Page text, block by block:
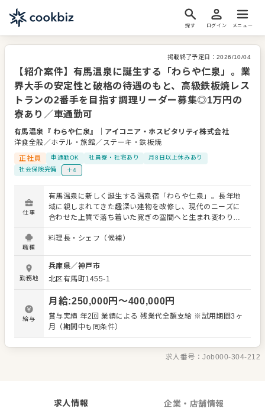
探す ログイン メニュー
掲載終了予定日： 2026/10/04
【紹介案件】有馬温泉に誕生する「わらや仁泉」。業
界大手の安定性と破格の待遇のもと、高級鉄板焼レス
トランの2番手を目指す調理リーダー募集◎1万円の
寮あり／車通勤可
有馬温泉『 わらや仁泉』
アイコニア・ホスピタリティ株式会社
洋食全般／ホテル・旅館／ステーキ・鉄板焼
正社員
車通勤OK 社員寮・社宅あり
月8日以上休みあり
社会保険完備
＋4
仕事
有馬温泉に新しく誕生する温泉宿「わらや仁泉」。長年地
域に親しまれてきた趣深い建物を改修し、現代のニーズに
合わせた上質で落ち着いた寛ぎの空間へと生まれ変わりま
す。私たちは、この新しい施設でオープニングメンバーの
調理リーダーを募集いたします。 お任せするのは、敷地内
す。地元の旬の厳選食材をふんだんに使用し、四季折々の
極上のコース料理などを仲間と共に手がけていただきま
す。主な業務内容は以下の通りです。 ・仕込みから調理、
盛り付け ・コース料理全般 ・厨房の衛生管理全般 これま
でのご経験に応じて、マネジメント業務もお任せしていき
ます。同期の仲間と一斉にスタートするため、職場環境は
非常にフラットです。みんなで協力し合いながら、理想の
上を展開する業界大手です。手厚いサポート体制が整って
おり、以下のような破格の待遇をご用意しています。 ・転
技術を存分に発揮してください。
職種
料理長・シェフ（候補）
勤務地
兵庫県／神戸市
北区有馬町1455-1
給与
月給:250,000円〜400,000円
賞与実績 年2回 業績による 残業代全額支給 ※試用期間3ヶ
月（期間中も同条件）
求人番号：Job000-304-212
求人情報 企業・店舗情報